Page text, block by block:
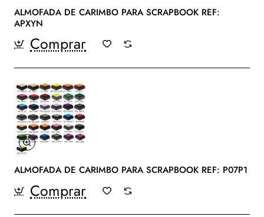
ALMOFADA DE CARIMBO PARA SCRAPBOOK REF:
APXYN
Comprar
ALMOFADA DE CARIMBO PARA SCRAPBOOK REF: P07P1
Comprar